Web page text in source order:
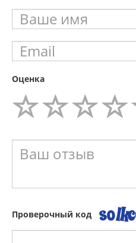
Оценка
Проверочный код